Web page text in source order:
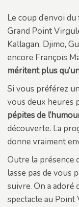
Le coup d’envoi
Grand Point
Kallagan, Djimo,
encore François
méritent plus
Si vous préférez
vous deux heures
pépites de
découverte. La
donne vraiment
Outre la présence
lasse pas de vous
suivre. On a
spectacle au Point